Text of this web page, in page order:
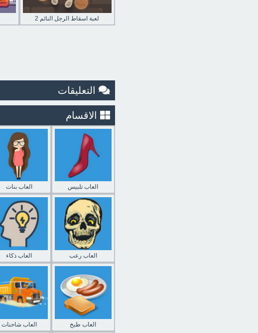
لعبة اسقاط الرجل النائم 2
التعليقات
الاقسام
العاب بنات العاب تلبيس
العاب ذكاء العاب رعب
العاب شاحنات العاب طبخ